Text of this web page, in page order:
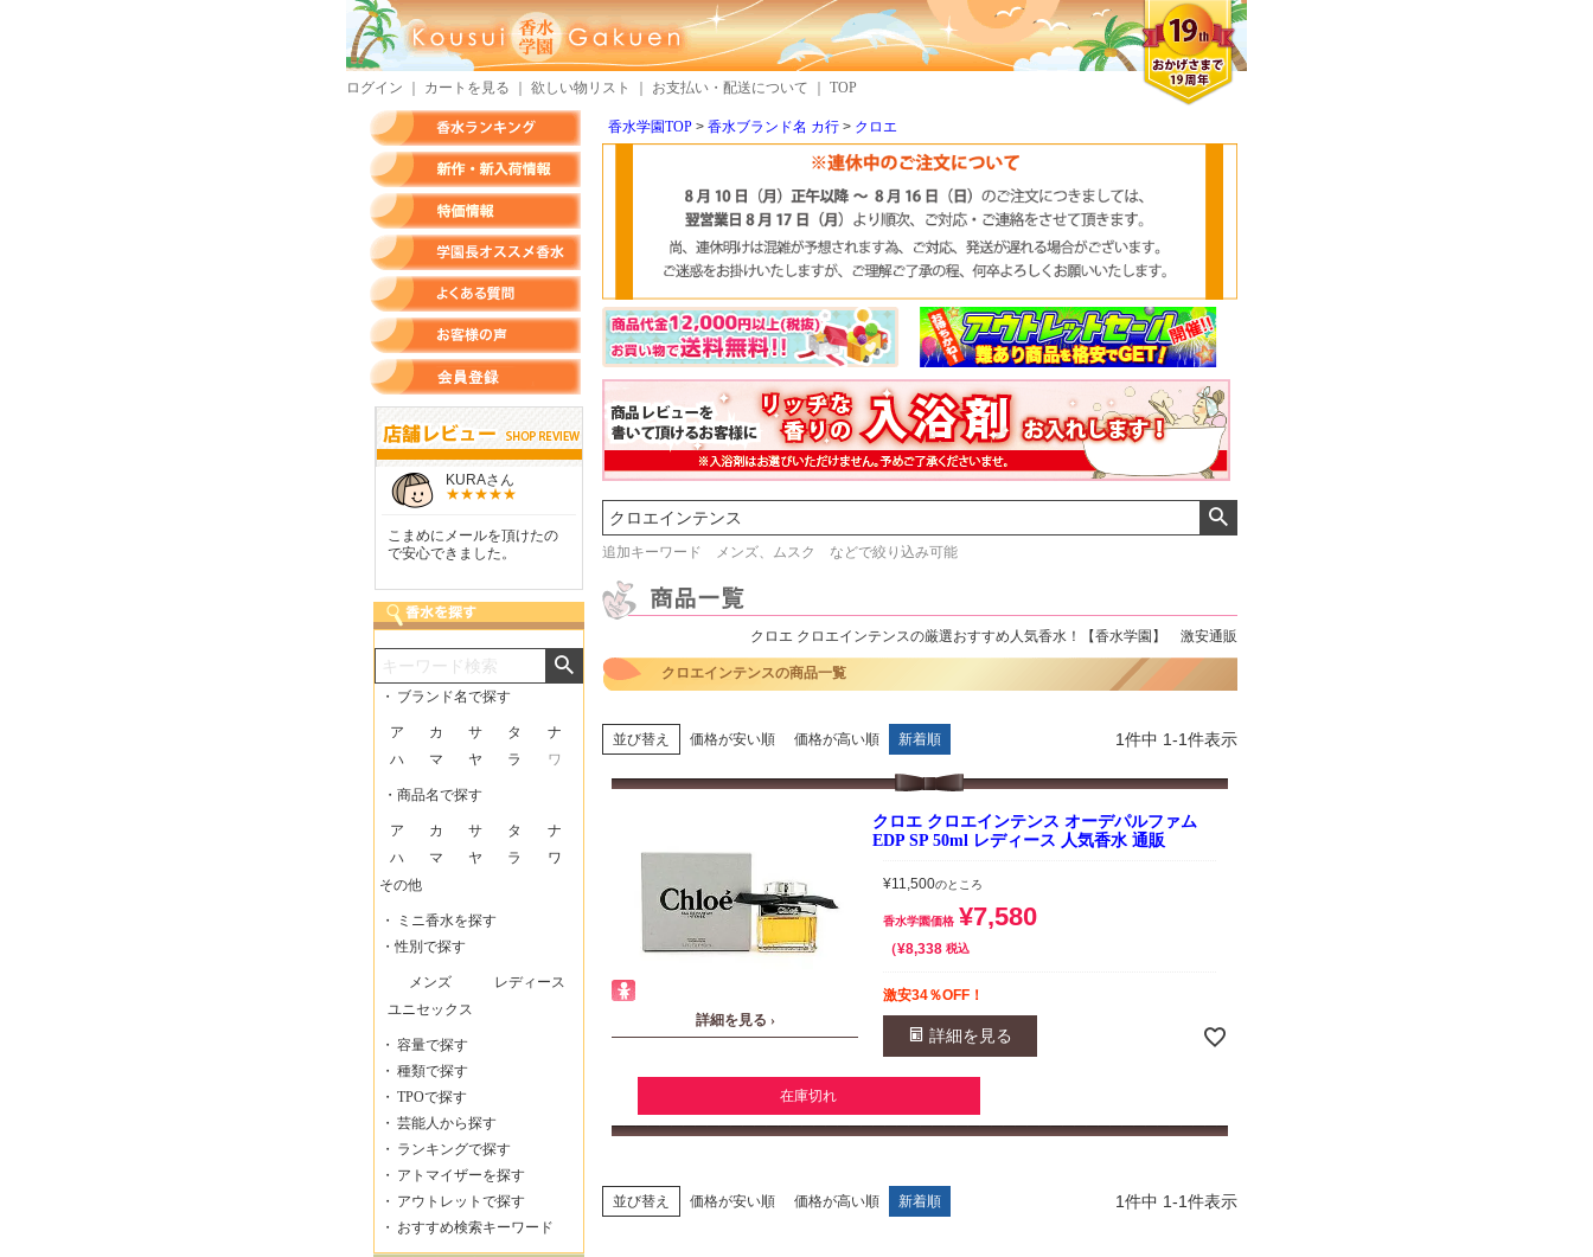
ログイン カートを見る 欲しい物リスト お支払い・配送について TOP
香水学園TOP 香水ブランド名 カ行 クロエ
検索
追加キーワード メンズ、ムスク などで絞り込み可能
クロエ クロエインテンスの厳選おすすめ人気香水！【香水学園】 激安通販
クロエインテンスの商品一覧
並び替え 価格が安い順 価格が高い順 新着順 1件中 1-1件表示
詳細を見る ›
クロエ クロエインテンス オーデパルファム
EDP SP 50ml レディース 人気香水 通販
¥11,500のところ
香水学園価格 ¥7,580
¥8,338 税込
激安34％OFF！
詳細を見る
在庫切れ
並び替え 価格が安い順 価格が高い順 新着順 1件中 1-1件表示
KURAさん
こまめにメールを頂けたの
で安心できました。
しらすさん
商品が早く届いたのでよか
ったです。また利用させて
MMさん
好きな香水を、いろいろ少
量試せるところが魅力でし
クロエさん
気持ちよくお取引が出来ま
おまけありがとうございま
・ ブランド名で探す
ア カ サ タ
ナ
ハ
マ ヤ ラ ワ
・商品名で探す
ア カ サ タ
ナ
ハ
マ ヤ ラ
ワ
その他
・
ミニ香水を探す
・性別で探す
メンズ
レディース
ユニセックス
・ 容量で探す
・ 種類で探す
・ TPOで探す
・ 芸能人から探す
・ ランキングで探す
・ アトマイザーを探す
・ アウトレットで探す
・ おすすめ検索キーワード